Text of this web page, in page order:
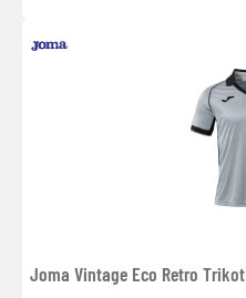
Joma Vintage Eco Retro Trikot